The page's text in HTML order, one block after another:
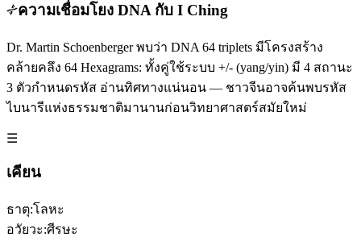
ความเชื่อมโยง DNA กับ I Ching
Dr. Martin Schoenberger พบว่า DNA 64 triplets มีโครงสร้าง
คล้ายคลึง 64 Hexagrams: ทั้งคู่ใช้ระบบ +/- (yang/yin) มี 4 สถานะ
3 ตัวกำหนดรหัส อ่านทิศทางแน่นอน — ชาวจีนอาจค้นพบรหัส
ไบนารีแห่งธรรมชาติมานานก่อนวิทยาศาสตร์สมัยใหม่
☰
เคียน
ธาตุ:โลหะ
อวัยวะ:ศีรษะ